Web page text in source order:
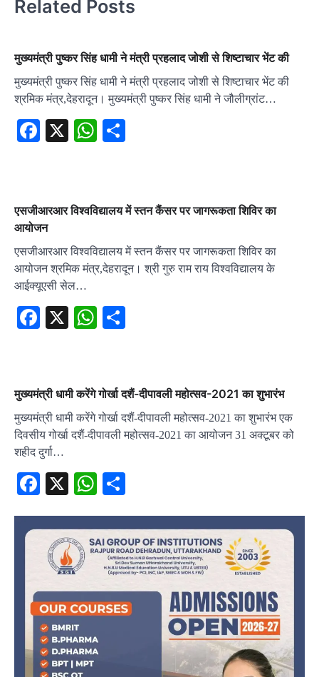
Related Posts
मुख्यमंत्री पुष्कर सिंह धामी ने मंत्री प्रहलाद जोशी से शिष्टाचार भेंट की
मुख्यमंत्री पुष्कर सिंह धामी ने मंत्री प्रहलाद जोशी से शिष्टाचार भेंट की
श्रमिक मंत्र,देहरादून। मुख्यमंत्री पुष्कर सिंह धामी ने जौलीग्रांट…
Facebook
X WhatsApp
एसजीआरआर विश्वविद्यालय में स्तन कैंसर पर जागरूकता शिविर का
आयोजन
एसजीआरआर विश्वविद्यालय में स्तन कैंसर पर जागरूकता शिविर का
आयोजन श्रमिक मंत्र,देहरादून। श्री गुरु राम राय विश्वविद्यालय के
आईक्यूएसी सेल…
Facebook
X WhatsApp
मुख्यमंत्री धामी करेंगे गोर्खा दशैं-दीपावली महोत्सव-2021 का शुभारंभ
मुख्यमंत्री धामी करेंगे गोर्खा दशैं-दीपावली महोत्सव-2021 का शुभारंभ एक
दिवसीय गोर्खा दशैं-दीपावली महोत्सव-2021 का आयोजन 31 अक्टूबर को
शहीद दुर्गा…
Facebook
X WhatsApp